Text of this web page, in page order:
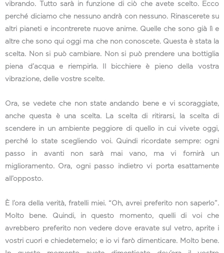
vibrando. Tutto sarà in funzione di ciò che avete scelto. Ecco
perché diciamo che nessuno andrà con nessuno. Rinascerete su
altri pianeti e incontrerete nuove anime. Quelle che sono già lì e
altre che sono qui oggi ma che non conoscete. Questa è stata la
scelta. Non si può cambiare. Non si può prendere una bottiglia
piena d’acqua e riempirla. Il bicchiere è pieno della vostra
vibrazione, delle vostre scelte.
Ora, se vedete che non state andando bene e vi scoraggiate,
anche questa è una scelta. La scelta di ritirarsi, la scelta di
scendere in un ambiente peggiore di quello in cui vivete oggi,
perché lo state scegliendo voi. Quindi ricordate sempre: ogni
passo in avanti non sarà mai vano, ma vi fornirà un
miglioramento. Ora, ogni passo indietro vi porta esattamente
all’opposto.
È l’ora della verità, fratelli miei. “Oh, avrei preferito non saperlo”.
Molto bene. Quindi, in questo momento, quelli di voi che
avrebbero preferito non vedere dove eravate sul vetro, aprite i
vostri cuori e chiedetemelo; e io vi farò dimenticare. Molto bene.